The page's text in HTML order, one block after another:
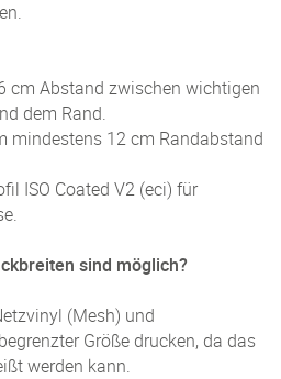
cm Abstand zwischen wichtigen
dem Rand.
mindestens 12 cm Randabstand
ISO Coated V2 (eci) für
sind möglich?
(Mesh) und
Größe drucken, da das
werden kann.